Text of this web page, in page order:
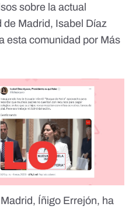
sobre la actual
de Madrid, Isabel Díaz
esta comunidad por Más
Íñigo Errejón, ha